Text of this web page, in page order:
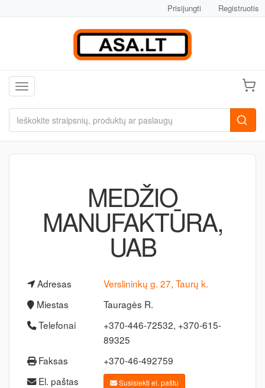
Prisijungti Registruotis
Toggle navigation
MEDŽIO
MANUFAKTŪRA,
UAB
Adresas
Verslininkų g. 27, Taurų k.
Miestas
Tauragės R.
Telefonai
+370-446-72532, +370-615-
89325
Faksas
+370-46-492759
El. paštas
Susisiekti el. paštu